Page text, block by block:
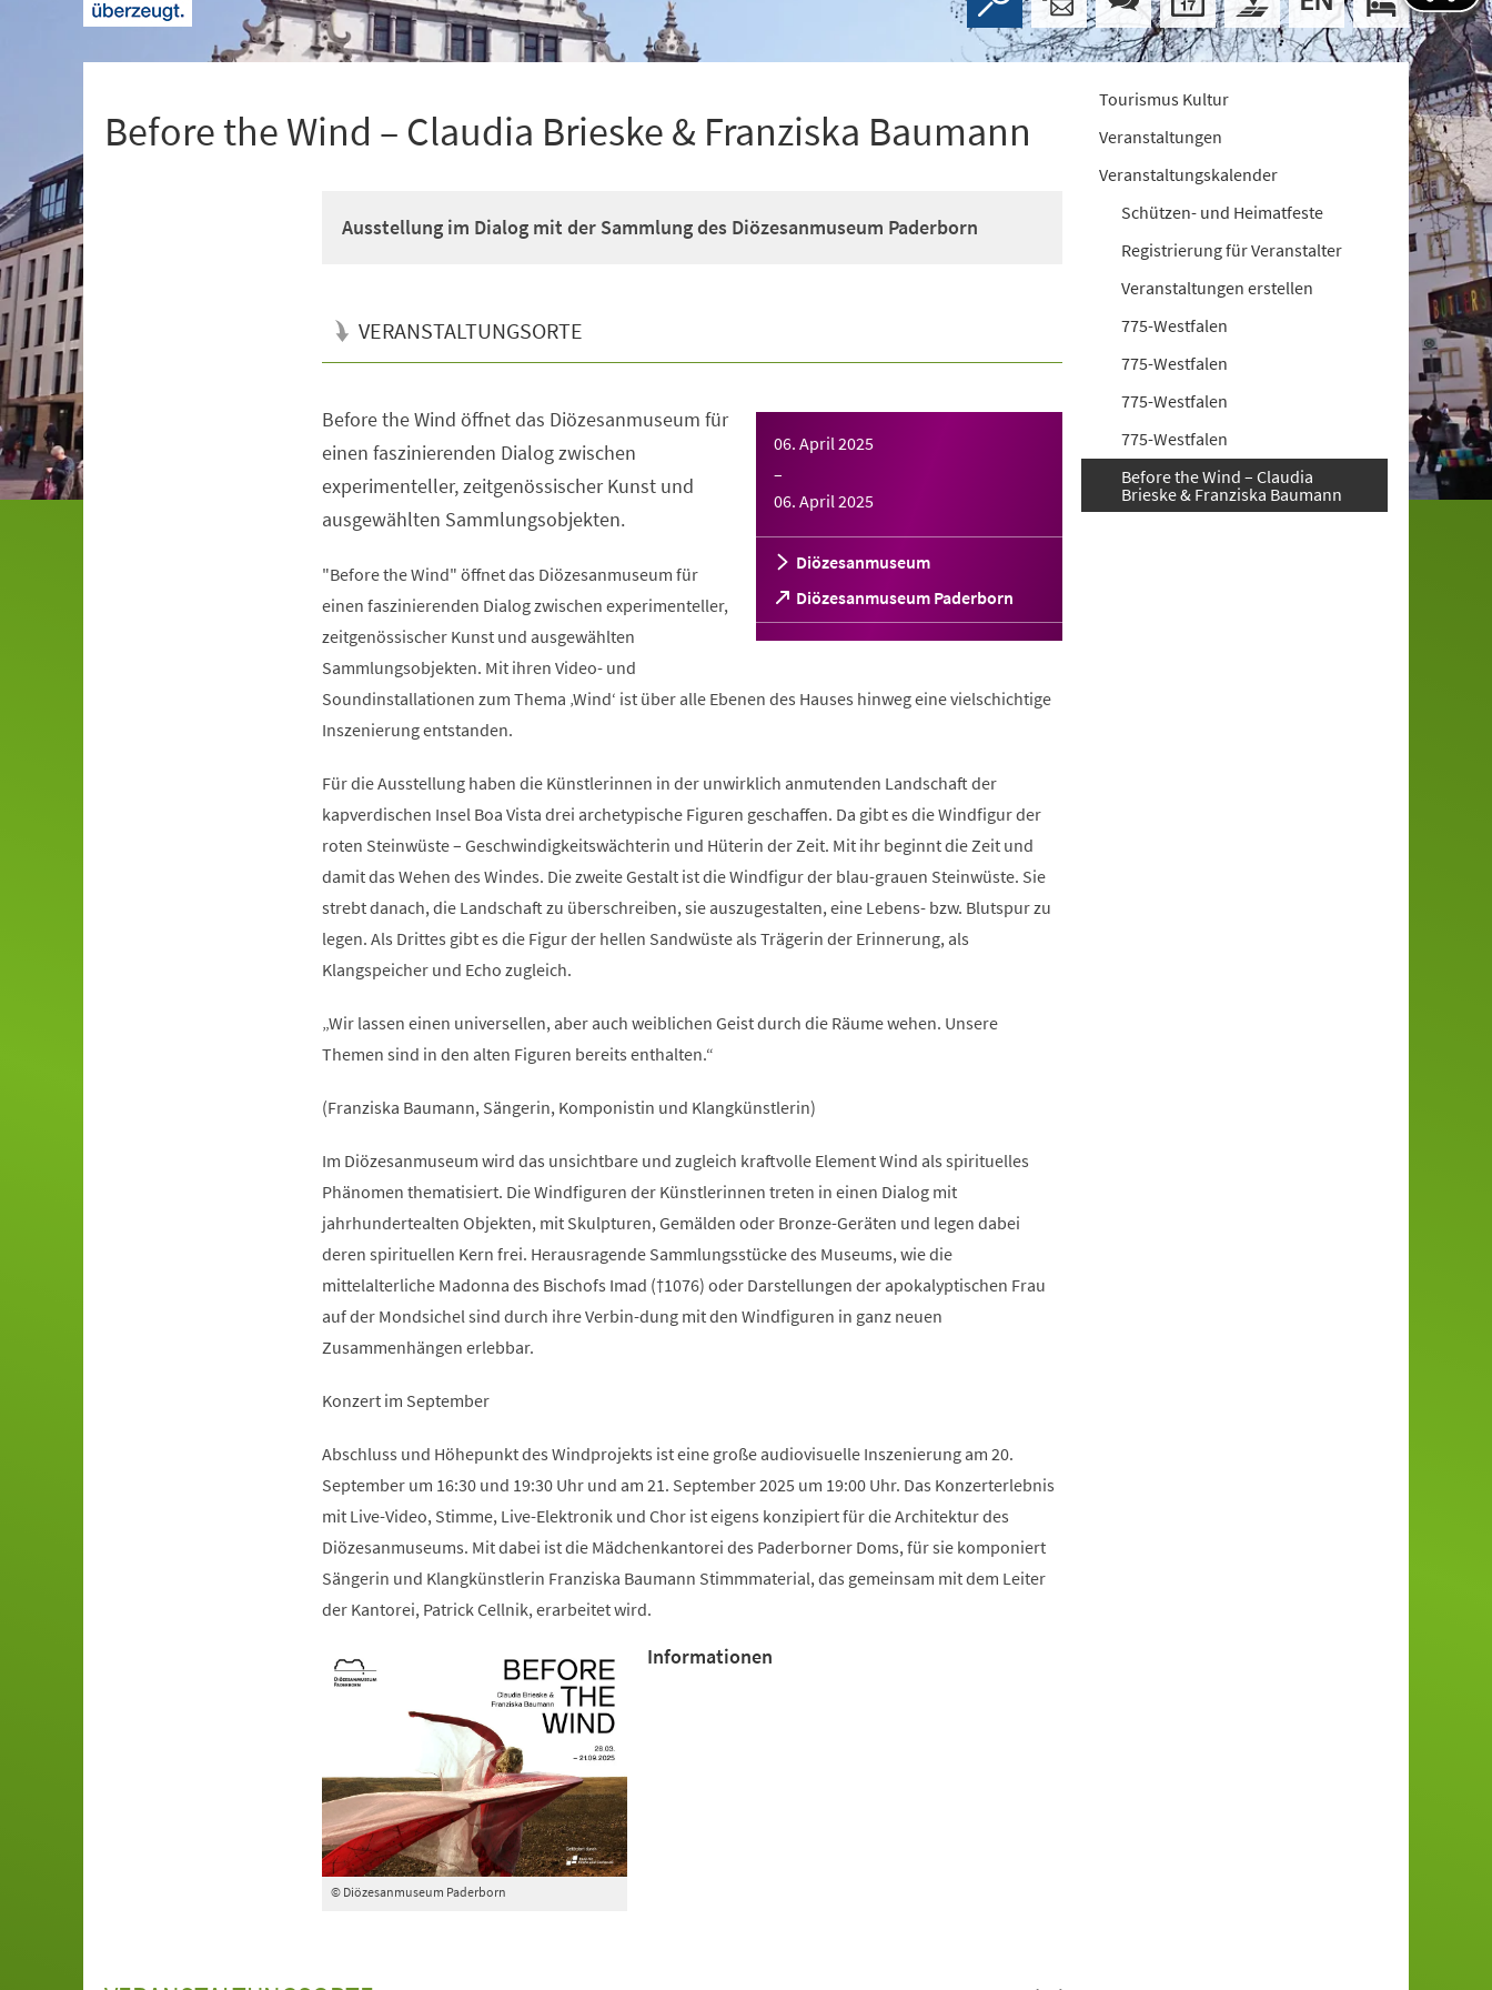
Before the Wind – Claudia Brieske & Franziska Baumann
Ausstellung im Dialog mit der Sammlung des Diözesanmuseum Paderborn
VERANSTALTUNGSORTE
06. April 2025
–
06. April 2025
Diözesanmuseum
Diözesanmuseum Paderborn
(Öffnet
in
einem
Before the Wind öffnet das Diözesanmuseum für
einen faszinierenden Dialog zwischen
experimenteller, zeitgenössischer Kunst und
ausgewählten Sammlungsobjekten.
"Before the Wind" öffnet das Diözesanmuseum für
einen faszinierenden Dialog zwischen experimenteller,
zeitgenössischer Kunst und ausgewählten
Sammlungsobjekten. Mit ihren Video- und
Soundinstallationen zum Thema ‚Wind‘ ist über alle Ebenen des Hauses hinweg eine vielschichtige
Inszenierung entstanden.
Für die Ausstellung haben die Künstlerinnen in der unwirklich anmutenden Landschaft der
kapverdischen Insel Boa Vista drei archetypische Figuren geschaffen. Da gibt es die Windfigur der
roten Steinwüste – Geschwindigkeitswächterin und Hüterin der Zeit. Mit ihr beginnt die Zeit und
damit das Wehen des Windes. Die zweite Gestalt ist die Windfigur der blau-grauen Steinwüste. Sie
strebt danach, die Landschaft zu überschreiben, sie auszugestalten, eine Lebens- bzw. Blutspur zu
legen. Als Drittes gibt es die Figur der hellen Sandwüste als Trägerin der Erinnerung, als
Klangspeicher und Echo zugleich.
„Wir lassen einen universellen, aber auch weiblichen Geist durch die Räume wehen. Unsere
Themen sind in den alten Figuren bereits enthalten.“
(Franziska Baumann, Sängerin, Komponistin und Klangkünstlerin)
Im Diözesanmuseum wird das unsichtbare und zugleich kraftvolle Element Wind als spirituelles
Phänomen thematisiert. Die Windfiguren der Künstlerinnen treten in einen Dialog mit
jahrhundertealten Objekten, mit Skulpturen, Gemälden oder Bronze-Geräten und legen dabei
deren spirituellen Kern frei. Herausragende Sammlungsstücke des Museums, wie die
mittelalterliche Madonna des Bischofs Imad (†1076) oder Darstellungen der apokalyptischen Frau
auf der Mondsichel sind durch ihre Verbin-dung mit den Windfiguren in ganz neuen
Zusammenhängen erlebbar.
Konzert im September
Abschluss und Höhepunkt des Windprojekts ist eine große audiovisuelle Inszenierung am 20.
September um 16:30 und 19:30 Uhr und am 21. September 2025 um 19:00 Uhr. Das Konzerterlebnis
mit Live-Video, Stimme, Live-Elektronik und Chor ist eigens konzipiert für die Architektur des
Diözesanmuseums. Mit dabei ist die Mädchenkantorei des Paderborner Doms, für sie komponiert
Sängerin und Klangkünstlerin Franziska Baumann Stimmmaterial, das gemeinsam mit dem Leiter
der Kantorei, Patrick Cellnik, erarbeitet wird.
© Diözesanmuseum Paderborn
Informationen
Tourismus Kultur
Veranstaltungen
Veranstaltungskalender
Schützen- und Heimatfeste
Registrierung für Veranstalter
Veranstaltungen erstellen
775-Westfalen
775-Westfalen
775-Westfalen
775-Westfalen
Before the Wind – Claudia
Brieske & Franziska Baumann